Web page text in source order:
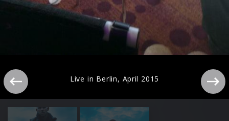
Pressebilder 2021
Live in Berlin, April 2015